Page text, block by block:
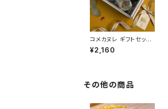
コメカヌレ ギフトセット
4個入り 小麦を使わな
いグルテンフリーのカヌ
¥2,160
その他の商品